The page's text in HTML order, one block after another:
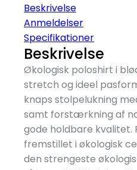
Beskrivelse
Anmeldelser
Specifikationer
Beskrivelse
Økologisk poloshirt i
stretch og ideel
knaps stolpelukning
samt forstærkning af
gode holdbare kvalitet.
fremstillet i økologisk
den strengeste